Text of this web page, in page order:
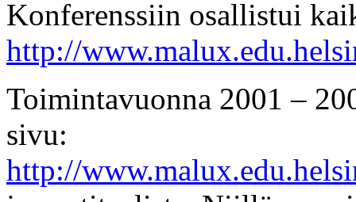
Konferenssiin osallistui
http://
Toimintavuonna 2001 –
sivu:
http://